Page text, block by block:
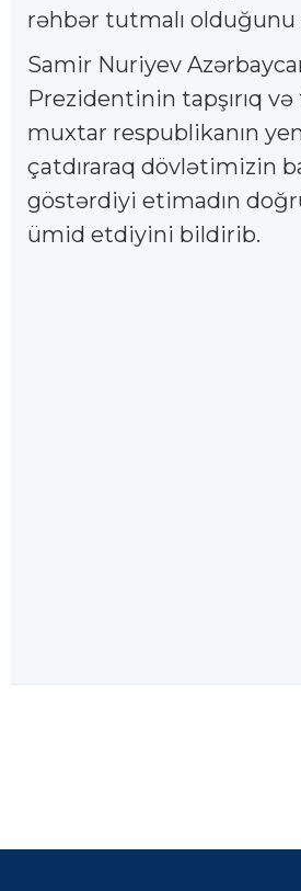
rəhbər tutmalı olduğunu
Samir Nuriyev
Prezidentinin tapşırıq
muxtar respublikanın
çatdıraraq dövlətimizin
göstərdiyi etimadın
ümid etdiyini bildirib.